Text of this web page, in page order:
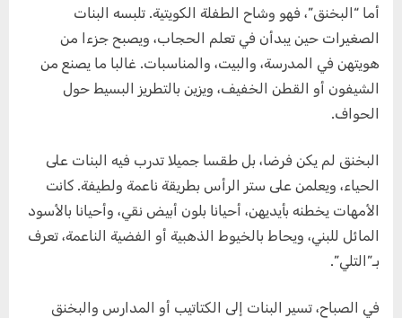
أما “البخنق”، فهو وشاح الطفلة الكويتية. تلبسه البنات
الصغيرات حين يبدأن في تعلم الحجاب، ويصبح جزءا من
هويتهن في المدرسة، والبيت، والمناسبات. غالبا ما يصنع من
الشيفون أو القطن الخفيف، ويزين بالتطريز البسيط حول
الحواف.
البخنق لم يكن فرضا، بل طقسا جميلا تدرب فيه البنات على
الحياء، ويعلمن على ستر الرأس بطريقة ناعمة ولطيفة. كانت
الأمهات يخطنه بأيديهن، أحيانا بلون أبيض نقي، وأحيانا بالأسود
المائل للبني، ويحاط بالخيوط الذهبية أو الفضية الناعمة، تعرف
بـ”التلي”.
في الصباح، تسير البنات إلى الكتاتيب أو المدارس والبخنق